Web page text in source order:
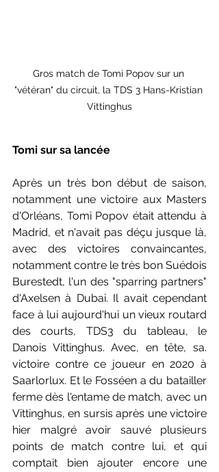
Gros match de Tomi Popov sur un
"vétéran" du circuit, la TDS 3 Hans-Kristian
Vittinghus
Tomi sur sa lancée
Après un très bon début de saison,
notamment une victoire aux Masters
d'Orléans, Tomi Popov était attendu à
Madrid, et n'avait pas déçu jusque là,
avec des victoires convaincantes,
notamment contre le très bon Suédois
Burestedt, l'un des "sparring partners"
d'Axelsen à Dubai. Il avait cependant
face à lui aujourd'hui un vieux routard
des courts, TDS3 du tableau, le
Danois Vittinghus. Avec, en tête, sa.
victoire contre ce joueur en 2020 à
Saarlorlux. Et le Fosséen a du batailler
ferme dès l'entame de match, avec un
Vittinghus, en sursis après une victoire
hier malgré avoir sauvé plusieurs
points de match contre lui, et qui
comptait bien ajouter encore une